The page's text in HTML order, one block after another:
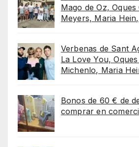
Mago de Oz,
Meyers, Maria
Verbenas de Sant
La Love You,
Michenlo, Maria
Bonos de 60 € de
comprar en